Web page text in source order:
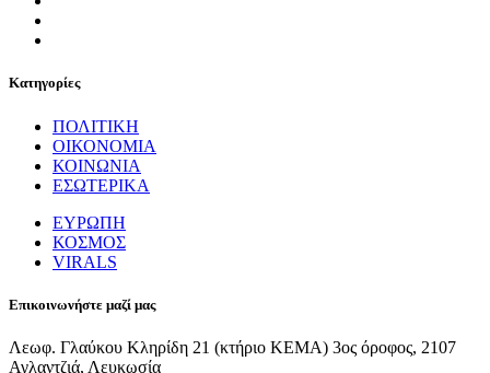
Κατηγορίες
ΠΟΛΙΤΙΚΗ
ΟΙΚΟΝΟΜΙΑ
ΚΟΙΝΩΝΙΑ
ΕΣΩΤΕΡΙΚΑ
ΕΥΡΩΠΗ
ΚΟΣΜΟΣ
VIRALS
Επικοινωνήστε μαζί μας
Λεωφ. Γλαύκου Κληρίδη 21 (κτήριο ΚΕΜΑ) 3ος όροφος, 2107
Αγλαντζιά, Λευκωσία